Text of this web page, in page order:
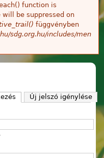
function is
will be suppressed on
függvényben
sdg.org.hu/includes/men
(aktív fül)
Új jelszó igénylése